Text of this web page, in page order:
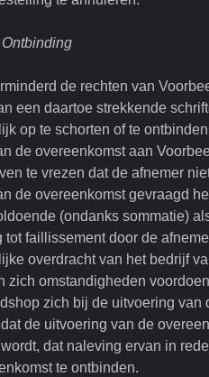
de rechten van
een daartoe strekkende
op te schorten of te
de overeenkomst aan
te vrezen dat de afnemer
de overeenkomst gevraagd
(ondanks sommatie)
tot faillissement door de
overdracht van het bedrijf
zich omstandigheden
zich bij de uitvoering
de uitvoering van de
dat naleving ervan in
te ontbinden.